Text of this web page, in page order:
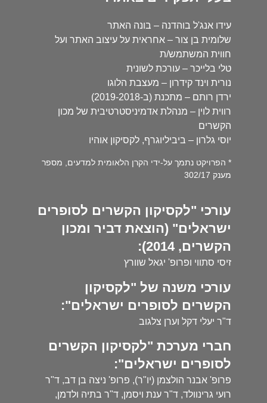
עידו אנג'ל בוהדנה – בונה האתר
שלומית בן צור – אחראית על עיצוב האתר ועל
חווית המשתמש/ת
טלי בלייכר – עורכת לשונית
נורית וינד קידרון – מעצבת הלוגו
ירדן רותם – מתכנת (ב-2019-2018)
רווית לוין – מנהלת אדמיניסטרטיבית של מכון
הקשרים
יוסי גלרון – ביביליוגרף, לקסיקון אוהיו
* הפרויקט נתמך על-ידי הקרן הלאומית למדעים, מספר
מענק 302/17
עורכי "לקסיקון הקשרים לסופרים
ישראלים" (הוצאת דביר ומכון
הקשרים, 2014):
זיסי סתווי ופרופ' יגאל שוורץ
עורכי משנה של "לקסיקון
הקשרים לסופרים ישראלים":
ד"ר יעלי דקל וערן צלגוב
חברי מערכת "לקסיקון הקשרים
לסופרים ישראלים":
פרופ' אבנר הולצמן (יו"ר), פרופ' ניצה בן דב, ד"ר
רועי גרינוולד, ד"ר ענת ויסמן, ד"ר בתיה ולדמן,